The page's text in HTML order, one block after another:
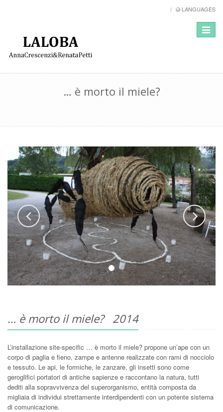
LANGUAGES
Toggle
… è morto il miele?
… è morto il miele? 2014
L’installazione site-specific … è morto il miele? propone un’ape con un
corpo di paglia e fieno, zampe e antenne realizzate con rami di nocciolo
e tessuto. Le api, le formiche, le zanzare, gli insetti sono come
geroglifici portatori di antiche sapienze e raccontano la natura, tutti
dediti alla sopravvivenza del superorganismo, entità composta da
migliaia di individui strettamente interdipendenti con un potente sistema
di comunicazione.